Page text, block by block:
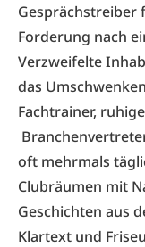
Gesprächstreiber
Forderung nach
Verzweifelte
das
Fachtrainer,
oft mehrmals
Clubräumen mit
Geschichten aus
Klartext und